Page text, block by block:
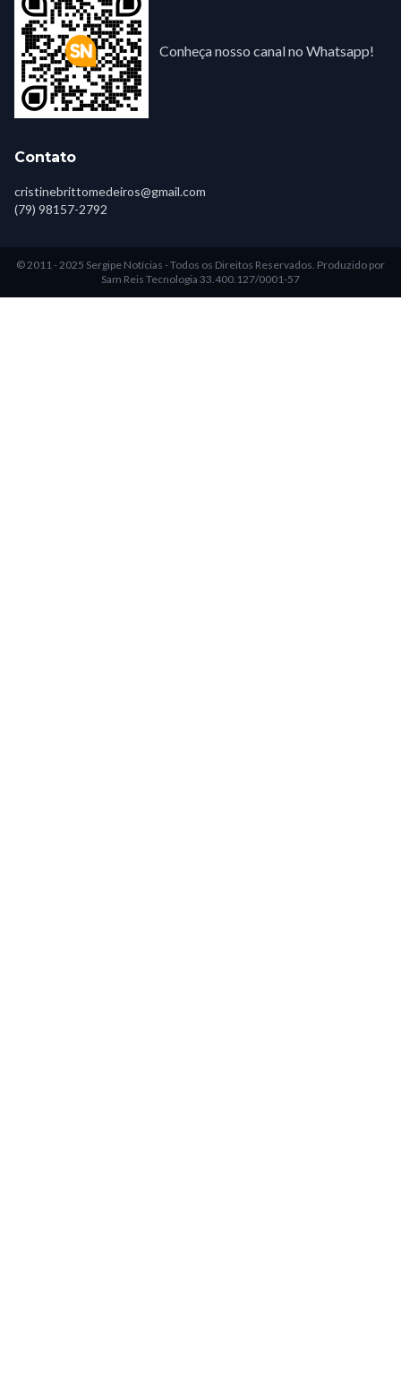
Conheça nosso canal no Whatsapp!
Contato
cristinebrittomedeiros@gmail.com
(79) 98157-2792
© 2011 - 2025 Sergipe Notícias - Todos os Direitos Reservados. Produzido por
Sam Reis Tecnologia 33.400.127/0001-57